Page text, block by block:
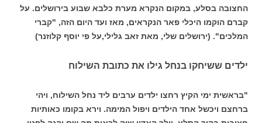
החצובה בסלע, במקום הנקרא מערת כלבא שבוע בירושלים. על
קברם הוקמו היכלי פאר הנקראים, מאז ועד היום הזה, "קברי
המלכים". (ירושלים שלי, מאת זאב גלילי,על פי יוסף קלוזנר)
ילדים ששיחקו בנחל גילו את כתובת השילוח
"בראשית ימי הקיץ רחצו ילדים ערבים ליד נחל השילוח, ויהי
ברחצם ויכשל אחד הילדים ויפול המימה. וירא בקומו כאותיות